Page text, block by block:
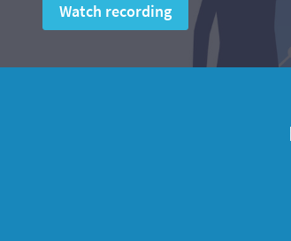
Watch recording